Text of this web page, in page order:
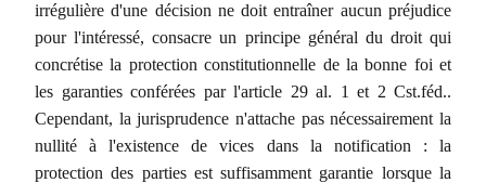
irrégulière d'une décision ne doit entraîner aucun préjudice
pour l'intéressé, consacre un principe général du droit qui
concrétise la protection constitutionnelle de la bonne foi et
les garanties conférées par l'article 29 al. 1 et 2 Cst.féd..
Cependant, la jurisprudence n'attache pas nécessairement la
nullité à l'existence de vices dans la notification : la
protection des parties est suffisamment garantie lorsque la